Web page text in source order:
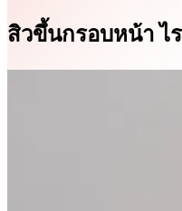
สิวขึ้นกรอบหน้า ไ